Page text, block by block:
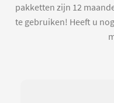
pakketten zijn 12
te gebruiken! Heeft u